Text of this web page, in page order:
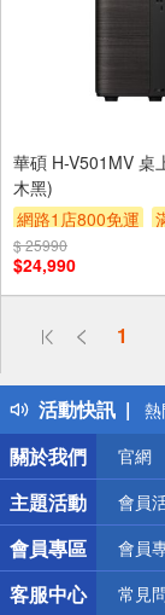
華碩 H-V501MV 桌
木黑)
網路1店800免運
贈$200
$ 25990
$24,990
1
活動快訊
關於我們
官網
主題活動 會員
會員專區 會員
客服中心 常見